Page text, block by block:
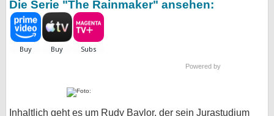
Die Serie "The Rainmaker" ansehen:
Powered by
Inhaltlich geht es um Rudy Baylor, der sein Jurastudium